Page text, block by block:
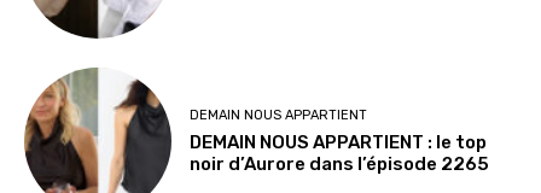
DEMAIN NOUS APPARTIENT
DEMAIN NOUS APPARTIENT : le top
noir d’Aurore dans l’épisode 2265